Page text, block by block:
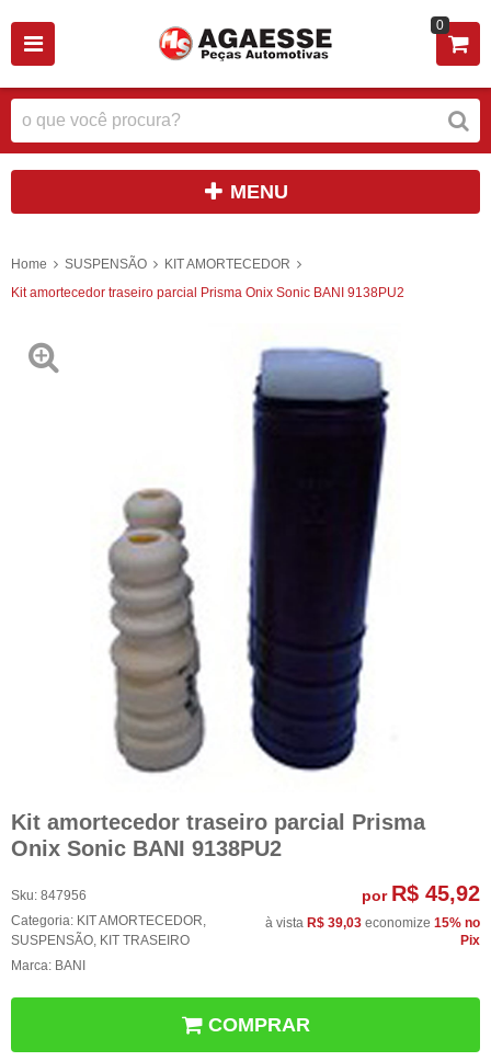
0
MENU
Home SUSPENSÃO
KIT AMORTECEDOR
Kit amortecedor traseiro parcial Prisma Onix Sonic BANI 9138PU2
Kit amortecedor traseiro parcial Prisma
Onix Sonic BANI 9138PU2
Sku: 847956
Categoria: KIT AMORTECEDOR,
SUSPENSÃO, KIT TRASEIRO
Marca: BANI
por R$ 45,92
à vista R$ 39,03 economize 15% no
Pix
COMPRAR